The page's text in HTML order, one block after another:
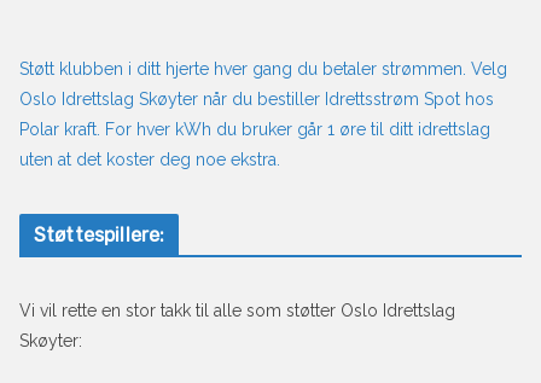
Støtt klubben i ditt hjerte hver gang du betaler strømmen. Velg
Oslo Idrettslag Skøyter når du bestiller Idrettsstrøm Spot hos
Polar kraft. For hver kWh du bruker går 1 øre til ditt idrettslag
uten at det koster deg noe ekstra.
Støttespillere:
Vi vil rette en stor takk til alle som støtter Oslo Idrettslag
Skøyter: